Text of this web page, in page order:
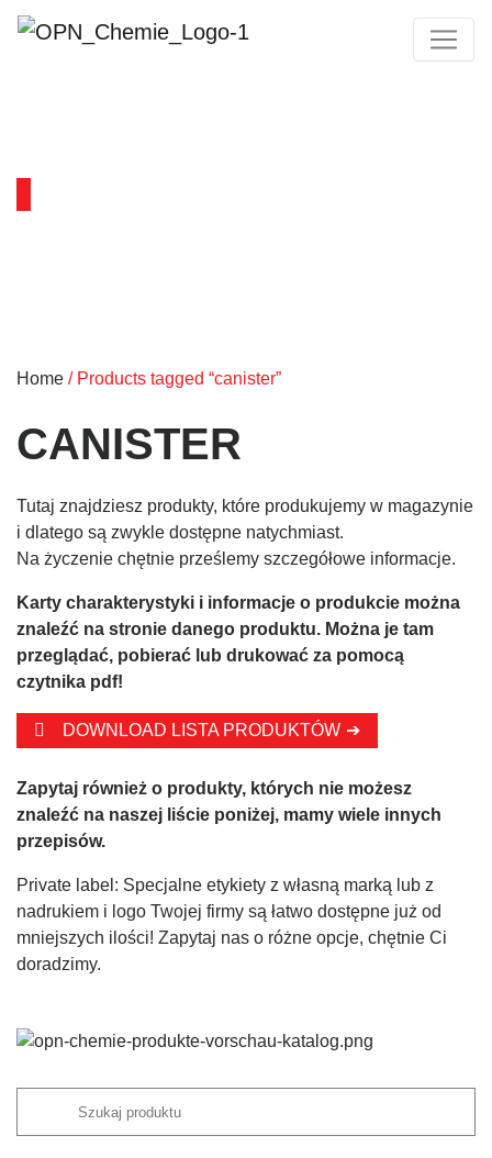
Home / Products tagged “canister”
CANISTER
Tutaj znajdziesz produkty, które produkujemy w magazynie
i dlatego są zwykle dostępne natychmiast.
Na życzenie chętnie prześlemy szczegółowe informacje.
Karty charakterystyki i informacje o produkcie można
znaleźć na stronie danego produktu. Można je tam
przeglądać, pobierać lub drukować za pomocą
czytnika pdf!
DOWNLOAD LISTA PRODUKTÓW
Zapytaj również o produkty, których nie możesz
znaleźć na naszej liście poniżej, mamy wiele innych
przepisów.
Private label: Specjalne etykiety z własną marką lub z
nadrukiem i logo Twojej firmy są łatwo dostępne już od
mniejszych ilości! Zapytaj nas o różne opcje, chętnie Ci
doradzimy.